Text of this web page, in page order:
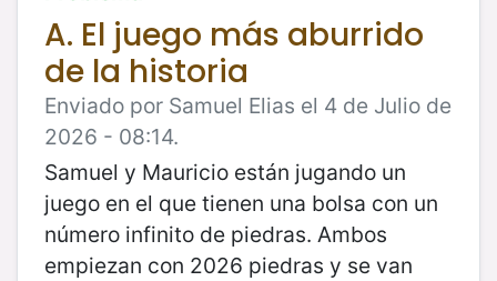
A. El juego más aburrido
de la historia
Enviado por Samuel Elias el 4 de Julio de
2026 - 08:14.
Samuel y Mauricio están jugando un
juego en el que tienen una bolsa con un
número infinito de piedras. Ambos
empiezan con 2026 piedras y se van